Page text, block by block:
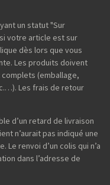
un statut "Sur
votre article est sur
dès lors que vous
Les produits doivent
(emballage,
Les frais de retour
d’un retard de livraison
n’aurait pas indiqué une
renvoi d’un colis qui n’a
dans l’adresse de